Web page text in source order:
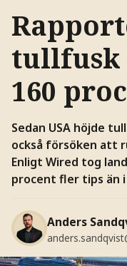
tullfusk
160
Sedan USA höjde
också försöken att
Enligt Wired tog
procent fler tips än
Anders